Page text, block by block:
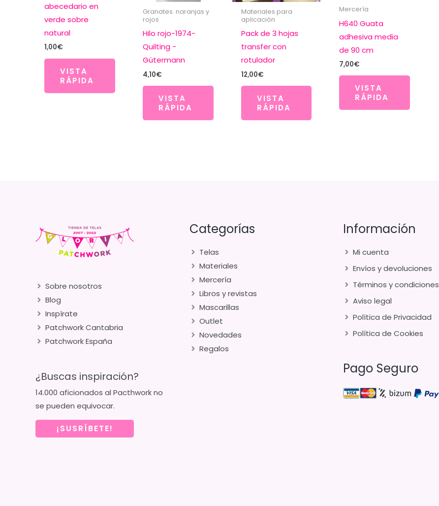
abecedario en
verde sobre
natural
1,00€
VISTA
RÁPIDA
Granates. naranjas y
rojos
Hilo rojo-1974-
Quilting -
Gütermann
4,10€
VISTA
RÁPIDA
Materiales para
aplicación
Pack de 3 hojas
transfer con
rotulador
12,00€
VISTA
RÁPIDA
Mercería
H640 Guata
adhesiva media
de 90 cm
7,00€
VISTA
RÁPIDA
Sobre nosotros
Blog
Inspírate
Patchwork Cantabria
Patchwork España
¿Buscas inspiración?
14.000 aficionados al Pacthwork no
se pueden equivocar.
¡SUSRÍBETE!
Categorías
Telas
Materiales
Mercería
Libros y revistas
Mascarillas
Outlet
Novedades
Regalos
Información
Mi cuenta
Envíos y devoluciones
Términos y condiciones
Aviso legal
Política de Privacidad
Política de Cookies
Pago Seguro